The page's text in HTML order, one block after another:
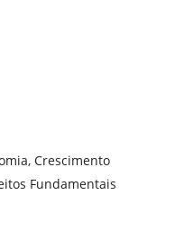
Crescimento
Fundamentais